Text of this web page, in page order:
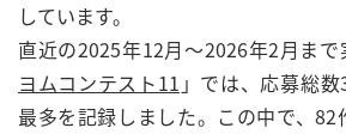
しています。
直近の2025年12月～2026年2月ま
ヨムコンテスト11 」では、応募総
最多を記録しました。この中で、82